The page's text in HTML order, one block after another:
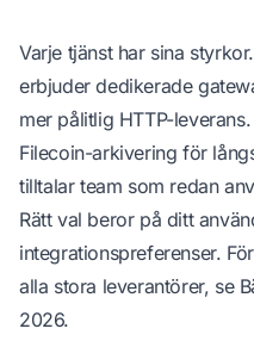
Varje tjänst har sina
erbjuder dedikerade
mer pålitlig HTTP-
Filecoin-arkivering för
tilltalar team som redan
Rätt val beror på ditt
integrationspreferenser.
alla stora leverantörer, se
2026.